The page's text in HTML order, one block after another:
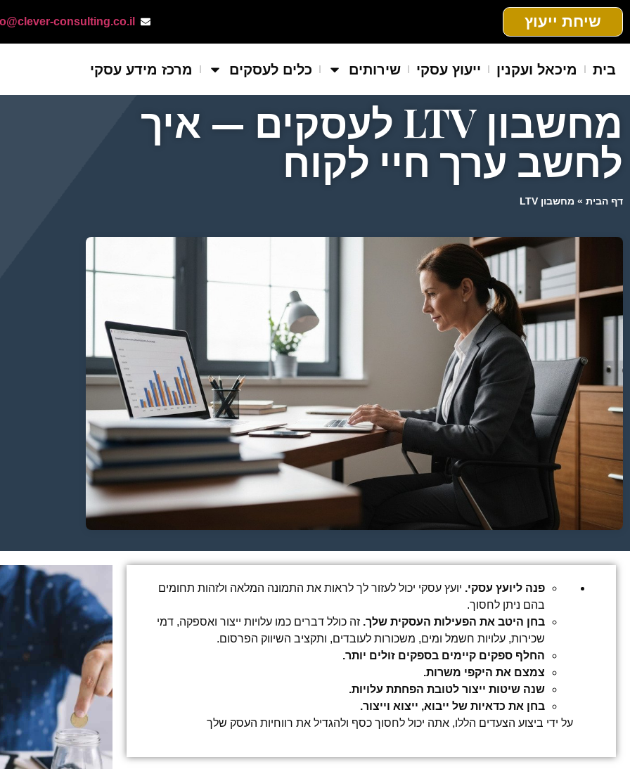
שיחת ייעוץ consulting.co.il
בית מיכאל ועקנין ייעוץ עסקי שירותים כלים לעסקים מרכז מידע עסקי
מחשבון LTV לעסקים — איך
לחשב ערך חיי לקוח
דף הבית » מחשבון LTV
פנה ליועץ עסקי. יועץ עסקי יכול לעזור לך לראות את התמונה המלאה ולזהות תחומים
בהם ניתן לחסוך.
בחן היטב את הפעילות העסקית שלך. זה כולל דברים כמו עלויות ייצור ואספקה, דמי
שכירות, עלויות חשמל ומים, משכורות לעובדים, ותקציב השיווק הפרסום.
החלף ספקים קיימים בספקים זולים יותר.
צמצם את היקפי משרות.
שנה שיטות ייצור לטובת הפחתת עלויות.
בחן את כדאיות של ייבוא, ייצוא וייצור.
על ידי ביצוע הצעדים הללו, אתה יכול לחסוך כסף ולהגדיל את רווחיות העסק שלך